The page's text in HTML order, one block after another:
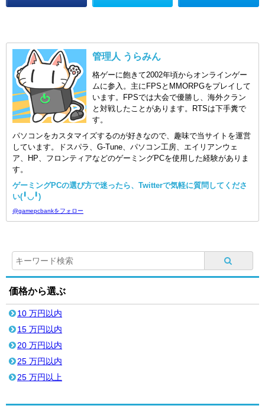
管理人 うらみん
格ゲーに飽きて2002年頃からオンラインゲー
ムに参入。主にFPSとMMORPGをプレイして
います。FPSでは大会で優勝し、海外クラン
と対戦したことがあります。RTSは下手糞で
す。
パソコンをカスタマイズするのが好きなので、趣味で当サイトを運営
しています。ドスパラ、G-Tune、パソコン工房、エイリアンウェ
ア、HP、フロンティアなどのゲーミングPCを使用した経験がありま
す。
ゲーミングPCの選び方で迷ったら、Twitterで気軽に質問してくださ
い(╹◡╹)
@gamepcbankをフォロー
価格から選ぶ
10 万円以内
15 万円以内
20 万円以内
25 万円以内
25 万円以上